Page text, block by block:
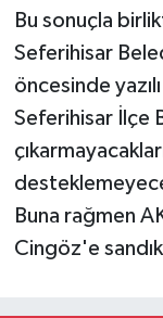
Bu sonuçla
Seferihisar
öncesinde
Seferihisar İlçe
Buna rağmen
Cingöz'e